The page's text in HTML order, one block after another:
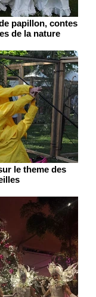
papillon, contes
de la nature
le theme des